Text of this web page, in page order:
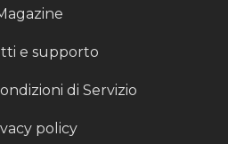
e supporto
di Servizio
policy